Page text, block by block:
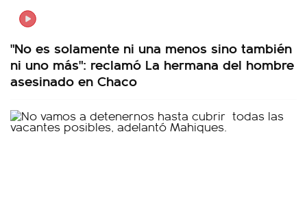
"No es solamente ni una menos sino también
ni uno más": reclamó La hermana del hombre
asesinado en Chaco